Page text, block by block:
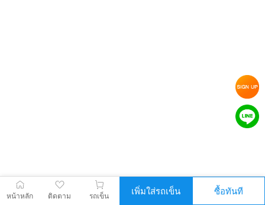
หน้าหลัก ติดตาม รถเข็น เพิ่มใส่รถเข็น ซื้อทันที